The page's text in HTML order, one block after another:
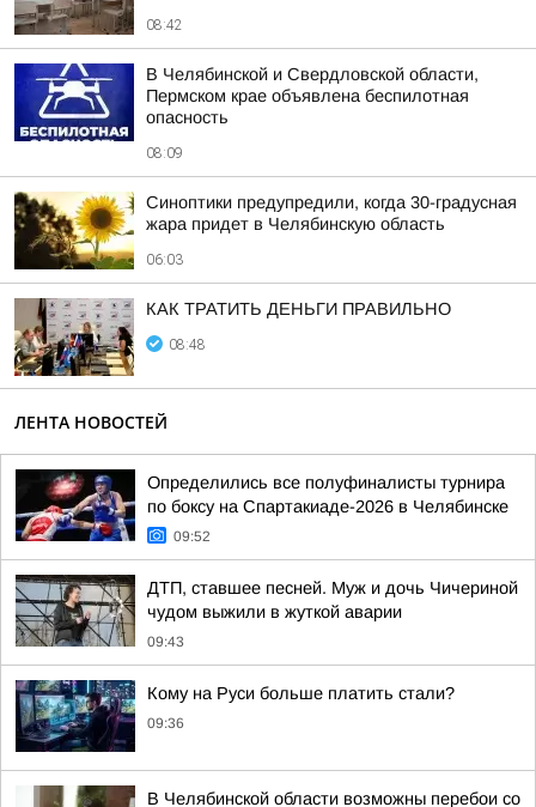
08:42
В Челябинской и Свердловской области,
Пермском крае объявлена беспилотная
опасность
08:09
Синоптики предупредили, когда 30-градусная
жара придет в Челябинскую область
06:03
КАК ТРАТИТЬ ДЕНЬГИ ПРАВИЛЬНО
08:48
ЛЕНТА НОВОСТЕЙ
Определились все полуфиналисты турнира
по боксу на Спартакиаде-2026 в Челябинске
09:52
ДТП, ставшее песней. Муж и дочь Чичериной
чудом выжили в жуткой аварии
09:43
Кому на Руси больше платить стали?
09:36
В Челябинской области возможны перебои со